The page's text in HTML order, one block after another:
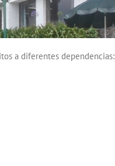
a diferentes dependencias: